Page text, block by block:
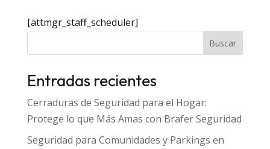
[attmgr_staff_scheduler]
Buscar
Entradas recientes
Cerraduras de Seguridad para el Hogar:
Protege lo que Más Amas con Brafer Seguridad
Seguridad para Comunidades y Parkings en